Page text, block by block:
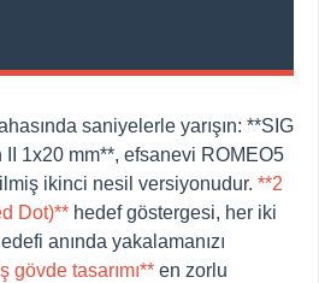
saniyelerle yarışın: **SIG
1x20 mm**, efsanevi ROMEO5
ikinci nesil versiyonudur. **2
Dot)** hedef göstergesi, her iki
anında yakalamanızı
gövde tasarımı** en zorlu